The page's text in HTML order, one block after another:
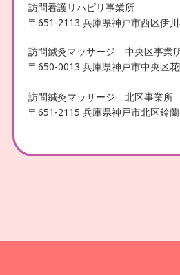
訪問看護リハビリ事業所
〒651-2113 兵庫県神戸市西区伊
訪問鍼灸マッサージ 中央区事業
〒650-0013 兵庫県神戸市中央区
訪問鍼灸マッサージ 北区事業所
〒651-2115 兵庫県神戸市北区鈴